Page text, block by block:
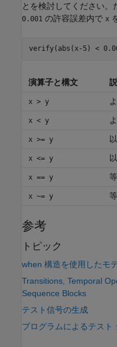
とを検討してください。
0.001 の許容誤差内で x
verify(abs(x-5) <
演算子と構文
x > y
x < y
x >= y
x <= y
x == y
x ~= y
参考
トピック
when 構造を使用したモ
Transitions, Temporal
Sequence Blocks
テスト信号の生成
プログラムによるテスト